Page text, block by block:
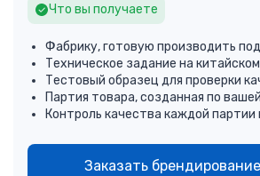
Что вы получаете
Фабрику, готовую производить
Техническое задание на
Тестовый образец для проверки
Партия товара, созданная по
Контроль качества каждой партии
Заказать